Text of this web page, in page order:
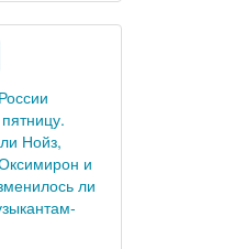
Нойз,
и
ли